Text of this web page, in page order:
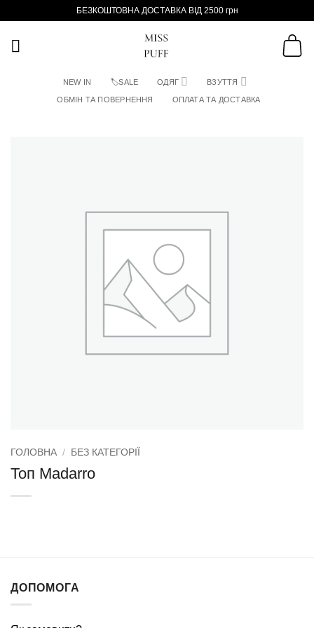
БЕЗКОШТОВНА ДОСТАВКА ВІД 2500 грн
NEW IN 🏷SALE ОДЯГ ВЗУТТЯ
ОБМІН ТА ПОВЕРНЕННЯ ОПЛАТА ТА ДОСТАВКА
ГОЛОВНА / БЕЗ КАТЕГОРІЇ
Топ Madarro
ДОПОМОГА